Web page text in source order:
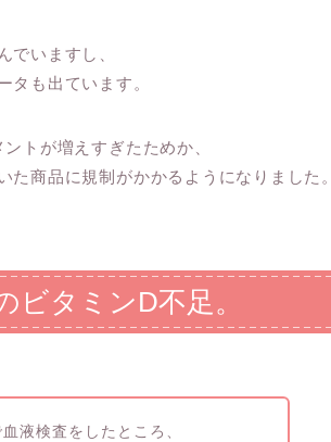
でいますし、
タも出ています。
トが増えすぎたためか、
商品に規制がかかるようになりました。
ビタミンD不足。
液検査をしたところ、